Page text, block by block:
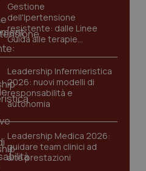
Gestione
dell'Ipertensione
resistente: dalle Linee
Guida alle terapie
innovative
Leadership Infermieristica
2026: nuovi modelli di
responsabilità e
autonomia
Leadership Medica 2026:
guidare team clinici ad
alte prestazioni